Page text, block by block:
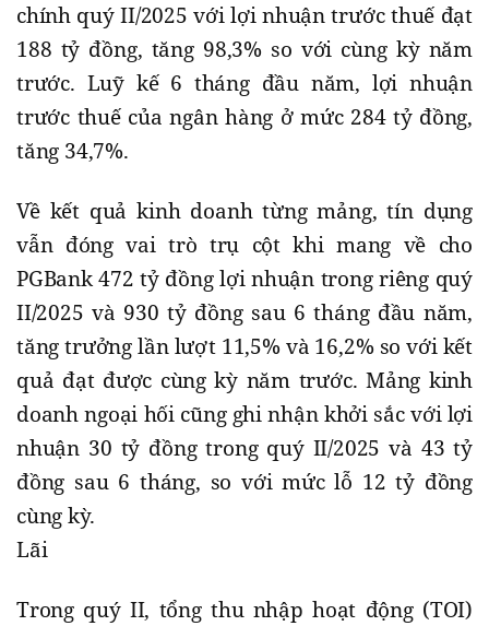
chính quý II/2025 với lợi nhuận trước thuế đạt
188 tỷ đồng, tăng 98,3% so với cùng kỳ năm
trước. Luỹ kế 6 tháng đầu năm, lợi nhuận
trước thuế của ngân hàng ở mức 284 tỷ đồng,
tăng 34,7%.
Về kết quả kinh doanh từng mảng, tín dụng
vẫn đóng vai trò trụ cột khi mang về cho
PGBank 472 tỷ đồng lợi nhuận trong riêng quý
II/2025 và 930 tỷ đồng sau 6 tháng đầu năm,
tăng trưởng lần lượt 11,5% và 16,2% so với kết
quả đạt được cùng kỳ năm trước. Mảng kinh
doanh ngoại hối cũng ghi nhận khởi sắc với lợi
nhuận 30 tỷ đồng trong quý II/2025 và 43 tỷ
đồng sau 6 tháng, so với mức lỗ 12 tỷ đồng
cùng kỳ.
Lãi
Trong quý II, tổng thu nhập hoạt động (TOI)